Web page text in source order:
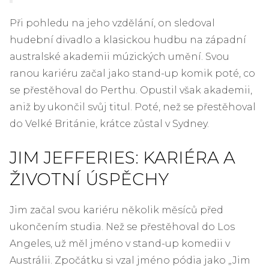
Při pohledu na jeho vzdělání, on sledoval
hudební divadlo a klasickou hudbu na západní
australské akademii múzických umění. Svou
ranou kariéru začal jako stand-up komik poté, co
se přestěhoval do Perthu. Opustil však akademii,
aniž by ukončil svůj titul. Poté, než se přestěhoval
do Velké Británie, krátce zůstal v Sydney.
JIM JEFFERIES: KARIÉRA A
ŽIVOTNÍ ÚSPĚCHY
Jim začal svou kariéru několik měsíců před
ukončením studia. Než se přestěhoval do Los
Angeles, už měl jméno v stand-up komedii v
Austrálii. Zpočátku si vzal jméno pódia jako „Jim